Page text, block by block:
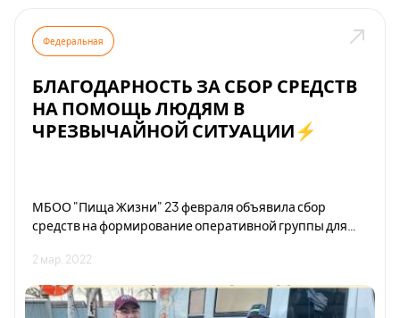
Федеральная
БЛАГОДАРНОСТЬ ЗА СБОР СРЕДСТВ
НА ПОМОЩЬ ЛЮДЯМ В
ЧРЕЗВЫЧАЙНОЙ СИТУАЦИИ⚡
МБОО "Пища Жизни" 23 февраля объявила сбор
средств на формирование оперативной группы для
Жизни организуют пункт кормления беженцев.
2 мар. 2022